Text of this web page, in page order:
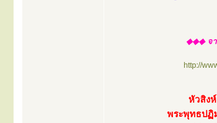
◆◆◆ จา
http://
หัวสิง
พระพุทธปฏิ